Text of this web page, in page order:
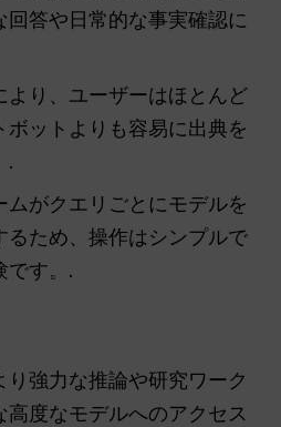
回答や日常的な事実確認に
より、ユーザーはほとんど
ボットよりも容易に出典を
.
ムがクエリごとにモデルを
るため、操作はシンプルで
です。.
り強力な推論や研究ワーク
高度なモデルへのアクセス